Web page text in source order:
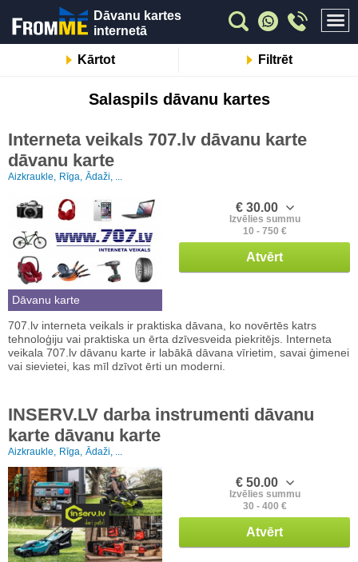
Dāvanu kartes
internetā
Kārtot Filtrēt
Salaspils dāvanu kartes
Interneta veikals 707.lv dāvanu karte
dāvanu karte
Aizkraukle, Rīga, Ādaži, ...
Dāvanu karte
€ 30.00
Izvēlies summu
10 - 750 €
Atvērt
707.lv interneta veikals ir praktiska dāvana, ko novērtēs katrs
tehnoloģiju vai praktiska un ērta dzīvesveida piekritējs. Interneta
veikala 707.lv dāvanu karte ir labākā dāvana vīrietim, savai ģimenei
vai sievietei, kas mīl dzīvot ērti un moderni.
INSERV.LV darba instrumenti dāvanu
karte dāvanu karte
Aizkraukle, Rīga, Ādaži, ...
€ 50.00
Izvēlies summu
30 - 400 €
Atvērt